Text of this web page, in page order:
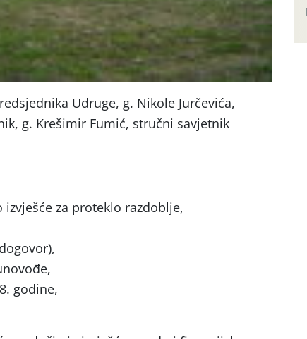
Udruge, g. Nikole Jurčevića,
g. Krešimir Fumić, stručni savjetnik
za proteklo razdoblje,
godine,